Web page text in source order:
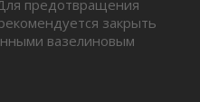
предотвращения
закрыть
вазелиновым